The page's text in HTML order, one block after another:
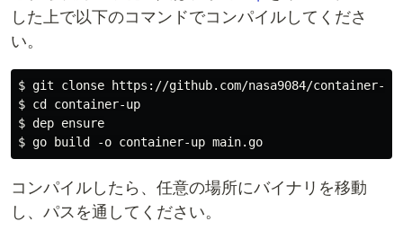
した上で以下のコマンドでコンパイルしてくださ
い。
$ git clonse https://github.com/nasa9084/container-
$ cd container-up
$ dep ensure
コンパイルしたら、任意の場所にバイナリを移動
し、パスを通してください。